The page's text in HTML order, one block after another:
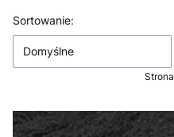
Lista produktów
Sortowanie:
Domyślne
Strona